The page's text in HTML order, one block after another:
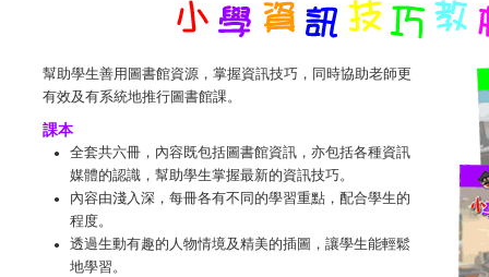
幫助學生善用圖書館資源，掌握資訊技巧，同時協助老師更
有效及有系統地推行圖書館課。
課本
●
全套共六冊，內容既包括圖書館資訊，亦包括各種資訊
媒體的認識，幫助學生掌握最新的資訊技巧。
●
內容由淺入深，每冊各有不同的學習重點，配合學生的
程度。
●
透過生動有趣的人物情境及精美的插圖，讓學生能輕鬆
地學習。